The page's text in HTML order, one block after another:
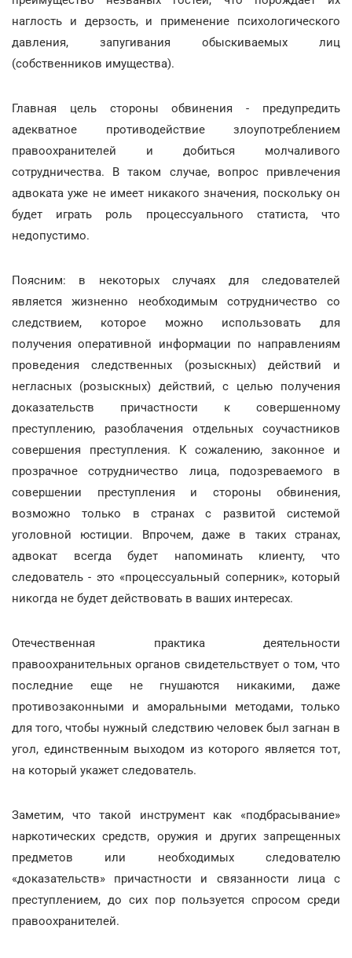
наглость и дерзость, и применение психологического
давления, запугивания обыскиваемых лиц
(собственников имущества).
Главная цель стороны обвинения - предупредить
адекватное противодействие злоупотреблением
правоохранителей и добиться молчаливого
сотрудничества. В таком случае, вопрос привлечения
адвоката уже не имеет никакого значения, поскольку он
будет играть роль процессуального статиста, что
недопустимо.
Поясним: в некоторых случаях для следователей
является жизненно необходимым сотрудничество со
следствием, которое можно использовать для
получения оперативной информации по направлениям
проведения следственных (розыскных) действий и
негласных (розыскных) действий, с целью получения
доказательств причастности к совершенному
преступлению, разоблачения отдельных соучастников
совершения преступления. К сожалению, законное и
прозрачное сотрудничество лица, подозреваемого в
совершении преступления и стороны обвинения,
возможно только в странах с развитой системой
уголовной юстиции. Впрочем, даже в таких странах,
адвокат всегда будет напоминать клиенту, что
следователь - это «процессуальный соперник», который
никогда не будет действовать в ваших интересах.
Отечественная практика деятельности
правоохранительных органов свидетельствует о том, что
последние еще не гнушаются никакими, даже
противозаконными и аморальными методами, только
для того, чтобы нужный следствию человек был загнан в
угол, единственным выходом из которого является тот,
на который укажет следователь.
Заметим, что такой инструмент как «подбрасывание»
наркотических средств, оружия и других запрещенных
предметов или необходимых следователю
«доказательств» причастности и связанности лица с
преступлением, до сих пор пользуется спросом среди
правоохранителей.